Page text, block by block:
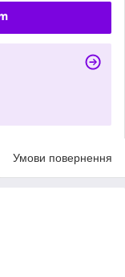
Умови повернення